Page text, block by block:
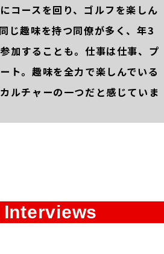
コースを回り、ゴルフを楽しん
じ趣味を持つ同僚が多く、年3
加することも。仕事は仕事、プ
ト。趣味を全力で楽しんでいる
ルチャーの一つだと感じていま
Interviews